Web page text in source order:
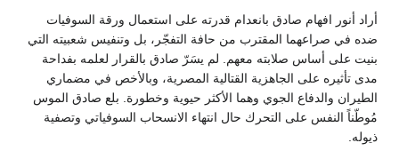
أراد أنور افهام صادق بانعدام قدرته على استعمال ورقة السوفيات
ضده في صراعهما المقترب من حافة التفجّر، بل وتنفيس شعبيته التي
بنيت على أساس صلابته معهم. لم يسَرّ صادق بالقرار لعلمه بفداحة
مدى تأثيره على الجاهزية القتالية المصرية، وبالأخص في مضماري
الطيران والدفاع الجوي وهما الأكثر حيوية وخطورة. بلع صادق الموس
مُوطّناً النفس على التحرك حال انتهاء الانسحاب السوفياتي وتصفية
ذيوله.